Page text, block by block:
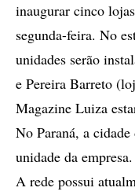
inaugurar cinco
segunda-feira. No
unidades serão
e Pereira Barreto
Magazine Luiza
No Paraná, a
unidade da empresa.
A rede possui